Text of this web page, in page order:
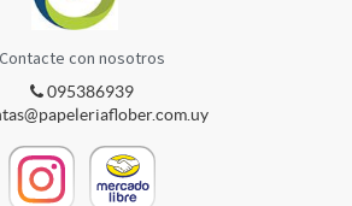
Contacte con nosotros
095386939